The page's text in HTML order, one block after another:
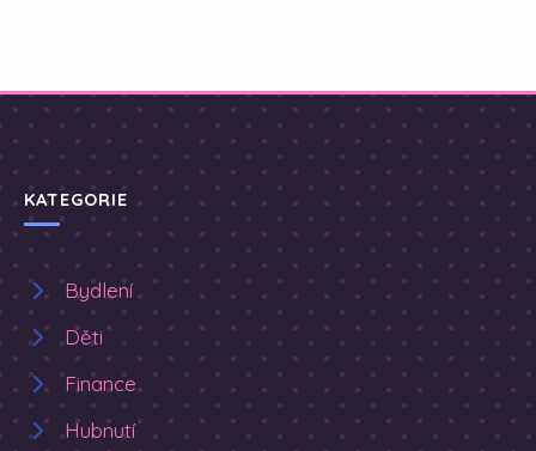
KATEGORIE
Bydlení
Děti
Finance
Hubnutí